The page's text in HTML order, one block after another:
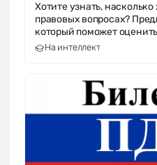
Хотите узнать,
правовых вопросах?
который поможет оценить
На интеллект